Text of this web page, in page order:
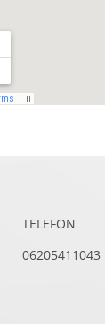
TELEFON
06205411043